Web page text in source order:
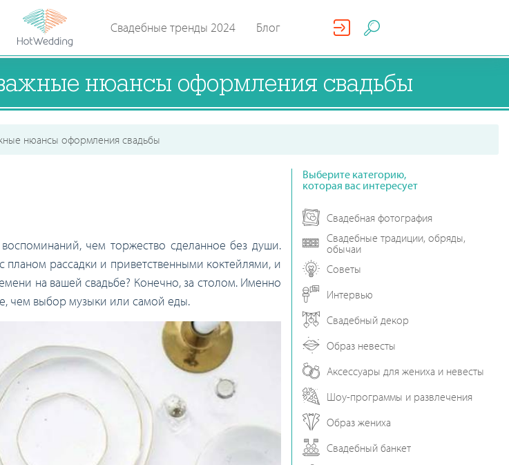
Свадебные тренды 2024 Блог
нюансы оформления свадьбы
нюансы оформления свадьбы
чем торжество сделанное без души.
планом рассадки и приветственными коктейлями, и
на вашей свадьбе? Конечно, за столом. Именно
чем выбор музыки или самой еды.
Выберите категорию,
которая вас интересует
Свадебная фотография
Свадебные традиции, обряды,
обычаи
Советы
Интервью
Свадебный декор
Образ невесты
Аксессуары для жениха и невесты
Шоу-программы и развлечения
Образ жениха
Свадебный банкет